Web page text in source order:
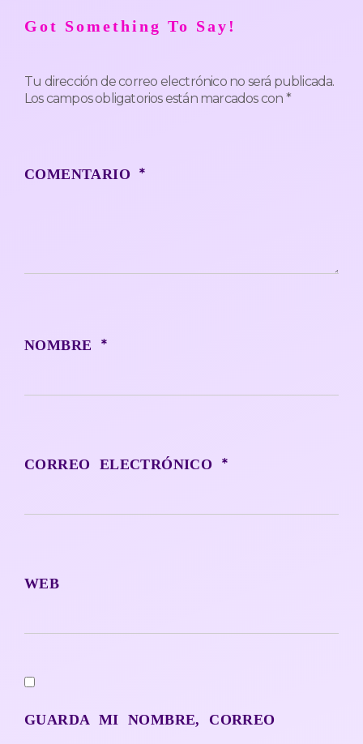
Got Something To Say!
Tu dirección de correo electrónico no será publicada.
Los campos obligatorios están marcados con *
COMENTARIO*
NOMBRE *
CORREO ELECTRÓNICO *
WEB
GUARDA MI NOMBRE, CORREO